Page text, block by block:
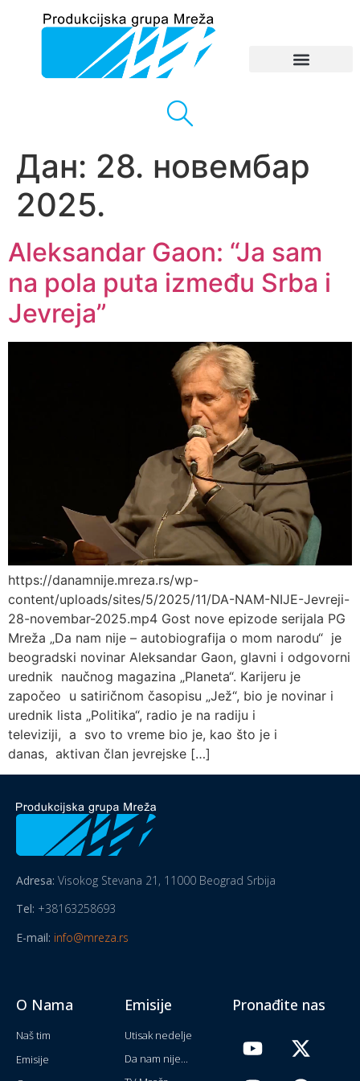
Дан: 28. новембар
2025.
Aleksandar Gaon: “Ja sam
na pola puta između Srba i
Jevreja”
https://danamnije.mreza.rs/wp-
content/uploads/sites/5/2025/11/DA-NAM-NIJE-Jevreji-
28-novembar-2025.mp4 Gost nove epizode serijala PG
Mreža „Da nam nije – autobiografija o mom narodu“ je
beogradski novinar Aleksandar Gaon, glavni i odgovorni
urednik naučnog magazina „Planeta“. Karijeru je
započeo u satiričnom časopisu „Jež“, bio je novinar i
urednik lista „Politika“, radio je na radiju i
televiziji, a svo to vreme bio je, kao što je i
danas, aktivan član jevrejske […]
Adresa: Visokog Stevana 21, 11000 Beograd Srbija
Tel: +38163258693
E-mail: info@mreza.rs
O Nama
Naš tim
Emisije
Emisije
Utisak nedelje
Da nam nije...
Pronađite nas